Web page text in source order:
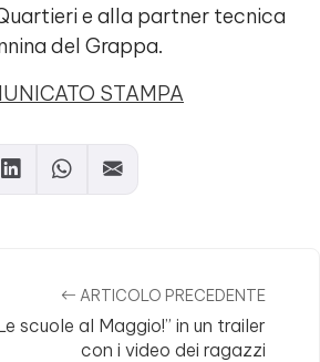
e alla partner tecnica
del Grappa.
STAMPA
ARTICOLO PRECEDENTE
scuole al Maggio!” in un trailer
con i video dei ragazzi